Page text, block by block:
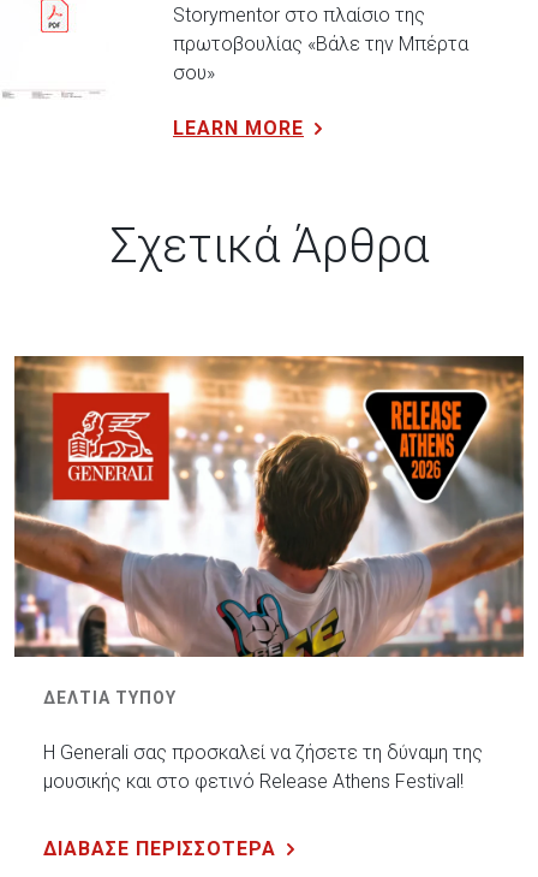
Storymentor στο πλαίσιο της
πρωτοβουλίας «Βάλε την Μπέρτα
σου»
LEARN MORE
Σχετικά Άρθρα
ΔΕΛΤΙΑ ΤΥΠΟΥ
Η Generali σας προσκαλεί να ζήσετε τη δύναμη της
μουσικής και στο φετινό Release Athens Festival!
ΔΙΑΒΑΣΕ ΠΕΡΙΣΣΟΤΕΡΑ